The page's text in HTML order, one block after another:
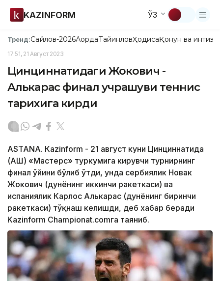
KAZINFORM ЎЗ
Тренд:Сайлов-2026АқордаТайинловҲодисаҚонун ва
17:51, 21 Август 2023
Цинциннатидаги Жокович -
Алькарас финал учрашуви теннис
тарихига кирди
ASTANА. Кazinform - 21 август куни Цинциннатида
(АҚШ) «Мастерс» туркумига кирувчи турнирнинг
финал ўйини бўлиб ўтди, унда сербиялик Новак
Жокович (дунёнинг иккинчи ракеткаси) ва
испаниялик Карлос Алькарас (дунёнинг биринчи
ракеткаси) тўқнаш келишди, деб хабар беради
Kazinform Championat.comга таяниб.